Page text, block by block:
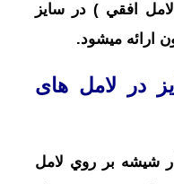
افقي ) در سايز
ارائه ميشود.
در لامل های
شيشه بر روي لامل